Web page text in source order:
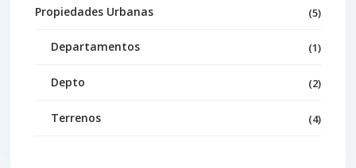
Propiedades Urbanas (5)
Departamentos (1)
Depto (2)
Terrenos (4)